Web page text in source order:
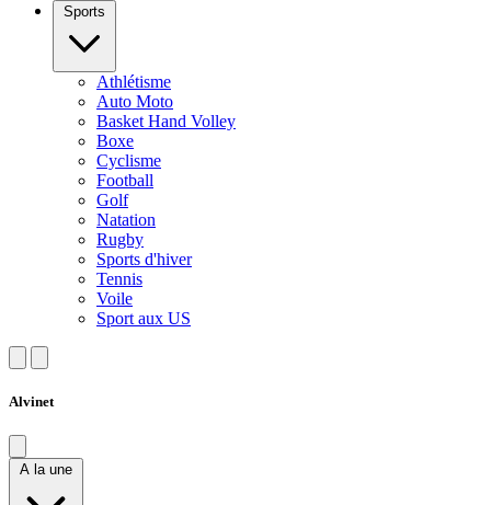
Sports
Athlétisme
Auto Moto
Basket Hand Volley
Boxe
Cyclisme
Football
Golf
Natation
Rugby
Sports d'hiver
Tennis
Voile
Sport aux US
Alvinet
A la une